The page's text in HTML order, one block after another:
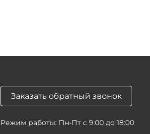
Заказать обратный звонок
Режим работы: Пн-Пт с 9:00 до 18:00